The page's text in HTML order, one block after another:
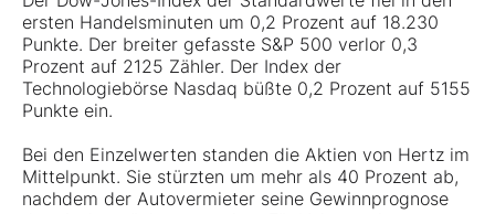
ersten Handelsminuten um 0,2 Prozent auf 18.230
Punkte. Der breiter gefasste S&P 500 verlor 0,3
Prozent auf 2125 Zähler. Der Index der
Technologiebörse Nasdaq büßte 0,2 Prozent auf 5155
Punkte ein.
Bei den Einzelwerten standen die Aktien von Hertz im
Mittelpunkt. Sie stürzten um mehr als 40 Prozent ab,
nachdem der Autovermieter seine Gewinnprognose